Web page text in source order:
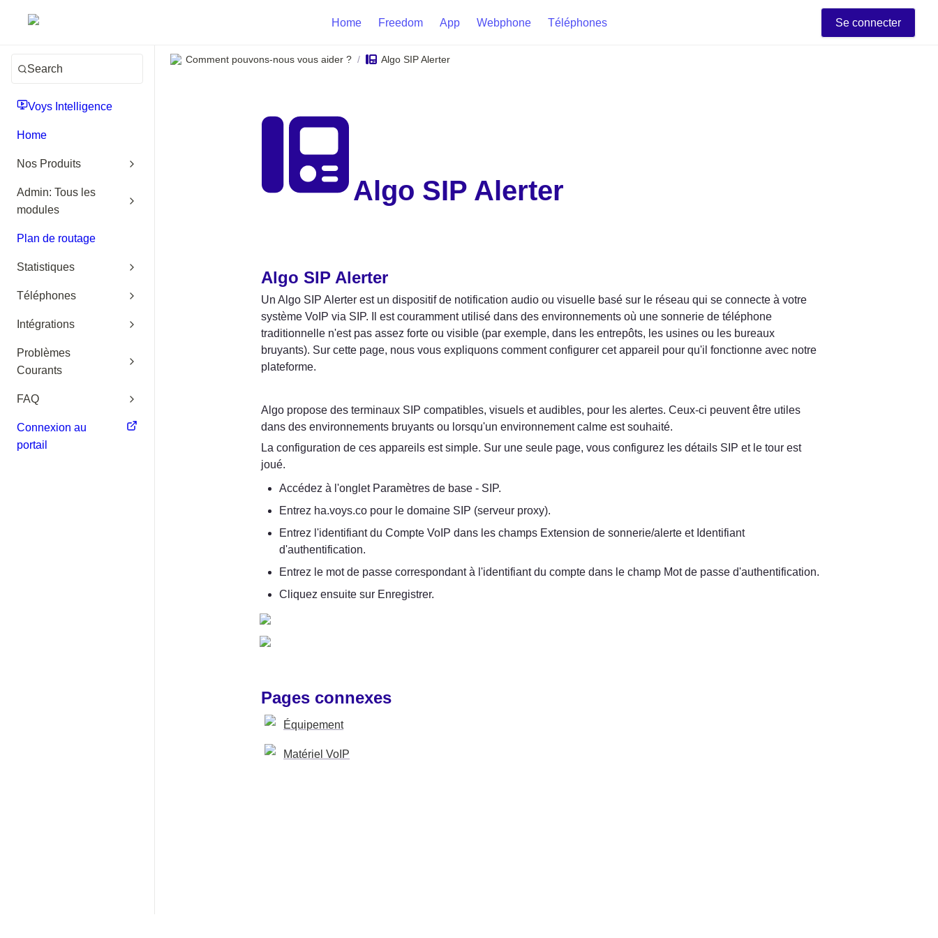
Home Freedom App Webphone Téléphones Se connecter
Search
Voys Intelligence
Home
Nos Produits
Admin: Tous les
modules
Plan de routage
Statistiques
Téléphones
Intégrations
Problèmes
Courants
FAQ
Connexion au
portail
Comment pouvons-nous vous aider ? / Algo SIP Alerter
Algo SIP Alerter
Algo SIP Alerter
Un Algo SIP Alerter est un dispositif de notification audio ou visuelle basé sur le réseau qui se connecte à votre
système VoIP via SIP. Il est couramment utilisé dans des environnements où une sonnerie de téléphone
traditionnelle n'est pas assez forte ou visible (par exemple, dans les entrepôts, les usines ou les bureaux
bruyants). Sur cette page, nous vous expliquons comment configurer cet appareil pour qu'il fonctionne avec notre
plateforme.
Algo propose des terminaux SIP compatibles, visuels et audibles, pour les alertes. Ceux-ci peuvent être utiles
dans des environnements bruyants ou lorsqu'un environnement calme est souhaité.
La configuration de ces appareils est simple. Sur une seule page, vous configurez les détails SIP et le tour est
joué.
Accédez à l'onglet Paramètres de base - SIP.
Entrez ha.voys.co pour le domaine SIP (serveur proxy).
Entrez l'identifiant du Compte VoIP dans les champs Extension de sonnerie/alerte et Identifiant
d'authentification.
Entrez le mot de passe correspondant à l'identifiant du compte dans le champ Mot de passe d'authentification.
Cliquez ensuite sur Enregistrer.
Pages connexes
Équipement
Matériel VoIP